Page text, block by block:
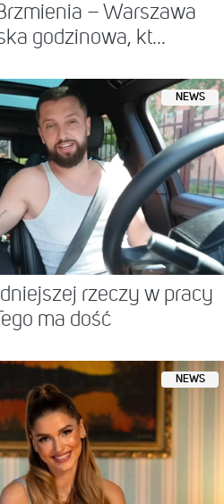
– Warszawa
godzinowa, kt...
NEWS
rzeczy w pracy
ma dość
NEWS